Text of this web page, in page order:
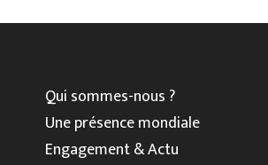
Qui sommes-nous ?
Une présence mondiale
Engagement & Actu